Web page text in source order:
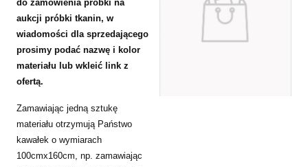
do zamówienia próbki na
aukcji próbki tkanin, w
wiadomości dla sprzedającego
prosimy podać nazwę i kolor
materiału lub wkleić link z
ofertą.
Zamawiając jedną sztukę
materiału otrzymują Państwo
kawałek o wymiarach
100cmx160cm, np. zamawiając